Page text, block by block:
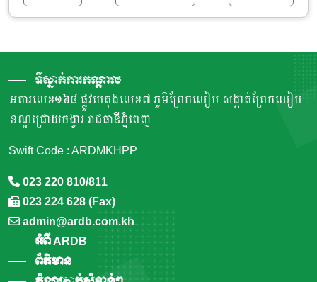
ទីស្នាក់ការកណ្តាល
អគារលេខ១៦៨ ផ្លូវបេតុងលេខ៧ ភូមិព្រែកលៀប សង្កាត់ព្រែកលៀប
ខណ្ឌជ្រោយចង្វារ រាជធានីភ្នំពេញ
Swift Code : ARDMKHPP
023 220 810/811
023 224 628 (Fax)
admin@ardb.com.kh
អំពី ARDB
ព័ត៌មាន